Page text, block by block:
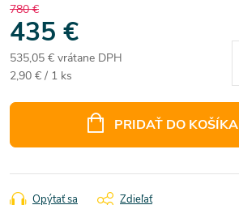
780 €
435 €
535,05 € vrátane DPH
Jednotková
2,90 € / 1 ks
PRIDAŤ DO KOŠÍKA
Opýtať sa Zdieľať